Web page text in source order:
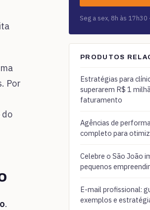
Por
do
.
Seg a sex, 8h às 17h30
PRODUTOS
Estratégias para
superarem R$ 1
faturamento
Agências de
completo para
Celebre o São João
pequenos
E-mail profissional:
exemplos e